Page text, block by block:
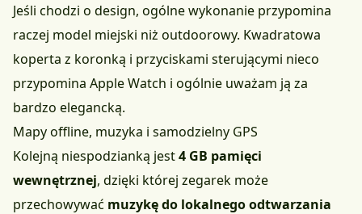
Jeśli chodzi o design, ogólne wykonanie przypomina
raczej model miejski niż outdoorowy. Kwadratowa
koperta z koronką i przyciskami sterującymi nieco
przypomina Apple Watch i ogólnie uważam ją za
bardzo elegancką.
Mapy offline, muzyka i samodzielny GPS
Kolejną niespodzianką jest4 GB pamięci
wewnętrznej, dzięki której zegarek może
przechowywać muzykę do lokalnego odtwarzania